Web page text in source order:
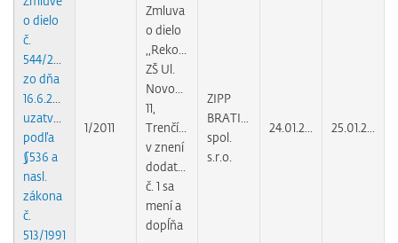
o dielo
č.
544/2010
zo dňa
16.6.2010
uzatvorenej
podľa
§536 a
nasl.
zákona
č.
513/1991
1/2011
Zmluva
o dielo
,,Rekonštrukcia
ZŠ Ul.
Novomeského
11,
Trenčín"
v znení
dodatku
č. 1 sa
mení a
dopĺňa
ZIPP
BRATISLAVA,
spol.
s.r.o.